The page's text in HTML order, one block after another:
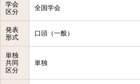
学会
区分
全国学会
発表
形式
口頭（一般）
単独
共同
区分
単独